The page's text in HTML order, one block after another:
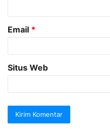
Email *
Situs Web